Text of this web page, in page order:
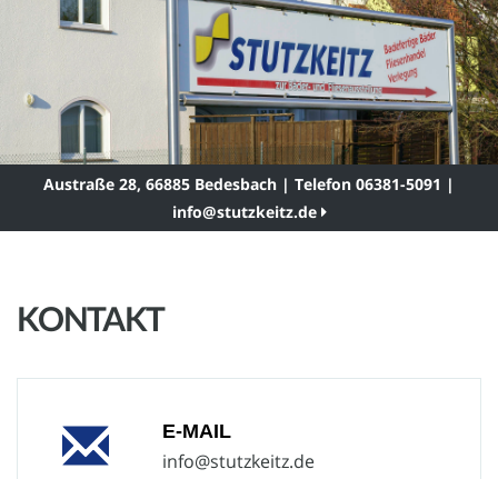
Austraße 28, 66885 Bedesbach | Telefon 06381-5091 |
info@stutzkeitz.de
KONTAKT
E-MAIL
info@stutzkeitz.de